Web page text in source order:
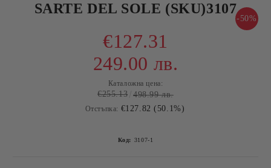
SARTE DEL SOLE (SKU)3107
-50%
€127.31
249.00 лв.
Каталожна цена:
€255.13 498.99 лв.
Отстъпка: €127.82 (50.1%)
Код: 3107-1